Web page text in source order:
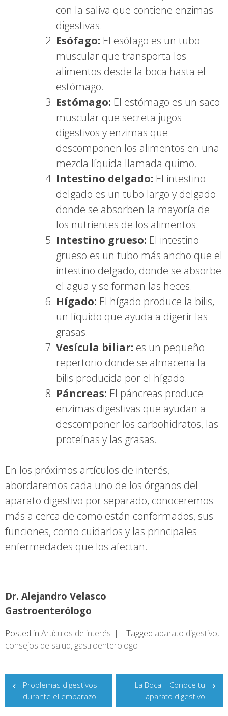
con la saliva que contiene enzimas
digestivas.
Esófago: El esófago es un tubo
muscular que transporta los
alimentos desde la boca hasta el
estómago.
Estómago: El estómago es un saco
muscular que secreta jugos
digestivos y enzimas que
descomponen los alimentos en una
mezcla líquida llamada quimo.
Intestino delgado: El intestino
delgado es un tubo largo y delgado
donde se absorben la mayoría de
los nutrientes de los alimentos.
Intestino grueso: El intestino
grueso es un tubo más ancho que el
intestino delgado, donde se absorbe
el agua y se forman las heces.
Hígado: El hígado produce la bilis,
un líquido que ayuda a digerir las
grasas.
Vesícula biliar: es un pequeño
repertorio donde se almacena la
bilis producida por el hígado.
Páncreas: El páncreas produce
enzimas digestivas que ayudan a
descomponer los carbohidratos, las
proteínas y las grasas.
En los próximos artículos de interés,
abordaremos cada uno de los órganos del
aparato digestivo por separado, conoceremos
más a cerca de como están conformados, sus
funciones, como cuidarlos y las principales
enfermedades que los afectan.
Dr. Alejandro Velasco
Gastroenterólogo
Posted in Artículos de interés Tagged aparato digestivo,
consejos de salud, gastroenterologo
Navegación
de
entradas
Problemas digestivos
durante el embarazo
La Boca – Conoce tu
aparato digestivo